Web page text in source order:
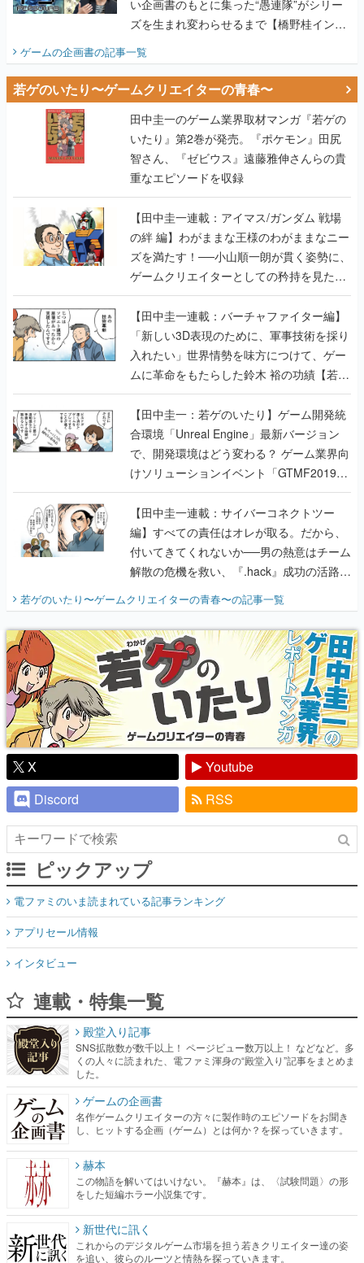
若ゲのいたり〜ゲームクリエイターの青春〜
田中圭一のゲーム業界取材マンガ『若ゲの
いたり』第2巻が発売。『ポケモン』田尻
智さん、『ゼビウス』遠藤雅伸さんらの貴
重なエピソードを収録
【田中圭一連載：アイマス/ガンダム 戦場
の絆 編】わがままな王様のわがままなニー
ズを満たす！──小山順一朗が貫く姿勢に、
ゲームクリエイターとしての矜持を見た
【若ゲのいたり最終回】
【田中圭一連載：バーチャファイター編】
「新しい3D表現のために、軍事技術を採り
入れたい」世界情勢を味方につけて、ゲー
ムに革命をもたらした鈴木 裕の功績【若ゲ
のいたり】
【田中圭一：若ゲのいたり】ゲーム開発統
合環境「Unreal Engine」最新バージョン
で、開発環境はどう変わる？ ゲーム業界向
けソリューションイベント「GTMF2019」
に行って、より理解を深めよう【PR】
【田中圭一連載：サイバーコネクトツー
編】すべての責任はオレが取る。だから、
付いてきてくれないか──男の熱意はチーム
解散の危機を救い、『.hack』成功の活路を
開く。業界の快男児・松山 洋に流れる血は
『少年ジャンプ』色だった【若ゲのいた
り】
若ゲのいたり〜ゲームクリエイターの青春〜の記事一覧
X
Youtube
Discord
RSS
ピックアップ
電ファミのいま読まれている記事ランキング
アプリセール情報
インタビュー
連載・特集一覧
くの人々に読まれた、電ファミ渾身の“殿堂入り”記事をまとめま
した。
ゲームの企画書
名作ゲームクリエイターの方々に製作時のエピソードをお聞き
し、ヒットする企画（ゲーム）とは何か？を探っていきます。
赫本
この物語を解いてはいけない。『赫本』は、〈試験問題〉の形
をした短編ホラー小説集です。
新世代に訊く
これからのデジタルゲーム市場を担う若きクリエイター達の姿
を追い、彼らのルーツと情熱を探っていきます。
ゲーム世代の作家たち
ゲームに多大な影響を受けた作家さんに取材し、ゲームが日本